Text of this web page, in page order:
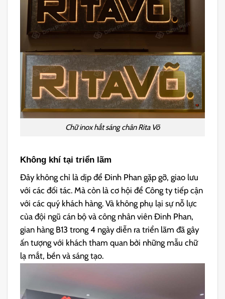
Chữ inox hắt sáng chân Rita Võ
Không khí tại triển lãm
Đây không chỉ là dịp để Đinh Phan gặp gỡ, giao lưu
với các đối tác. Mà còn là cơ hội để Công ty tiếp cận
với các quý khách hàng. Và không phụ lại sự nỗ lực
của đội ngũ cán bộ và công nhân viên Đinh Phan,
gian hàng B13 trong 4 ngày diễn ra triển lãm đã gây
ấn tượng với khách tham quan bởi những mẫu chữ
lạ mắt, bền và sáng tạo.